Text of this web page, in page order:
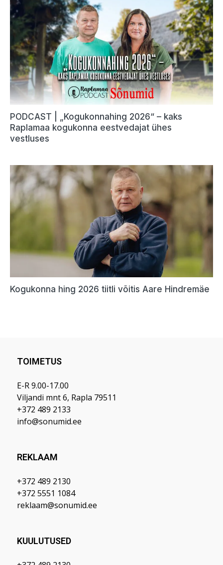
TOIMETUS
E-R 9.00-17.00
Viljandi mnt 6, Rapla 79511
+372 489 2133
info@sonumid.ee
REKLAAM
+372 489 2130
+372 5551 1084
reklaam@sonumid.ee
KUULUTUSED